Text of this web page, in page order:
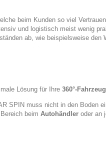
beim Kunden so viel
und logistisch meist wenig
ab, wie beispielsweise den
Lösung für Ihre 360°-
SPIN muss nicht in den Boden
beim Autohändler oder an